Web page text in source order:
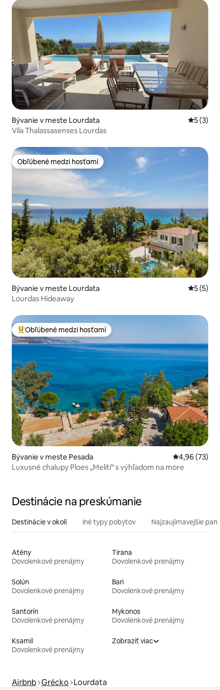
Bývanie v meste Lourdata
5 (3)
Vila Thalassasenses Lourdas
Obľúbené medzi hosťami
Obľúbené medzi hosťami
Bývanie v meste Lourdata
5 (5)
Lourdas Hideaway
Najobľúbenejšie medzi hosťami
Obľúbené medzi hosťami
Bývanie v meste Pesada Priemerné
4,96 (73)
Luxusné chalupy Ploes „Meliti“ s výhľadom na more
Destinácie na preskúmanie
Destinácie v okolí Iné typy pobytov Najzaujímavejšie
Atény
Dovolenkové prenájmy
Tirana
Dovolenkové prenájmy
Solún
Dovolenkové prenájmy
Bari
Dovolenkové prenájmy
Santorín
Dovolenkové prenájmy
Mykonos
Dovolenkové prenájmy
Ksamil
Dovolenkové prenájmy
Zobraziť viac
Airbnb Grécko Lourdata